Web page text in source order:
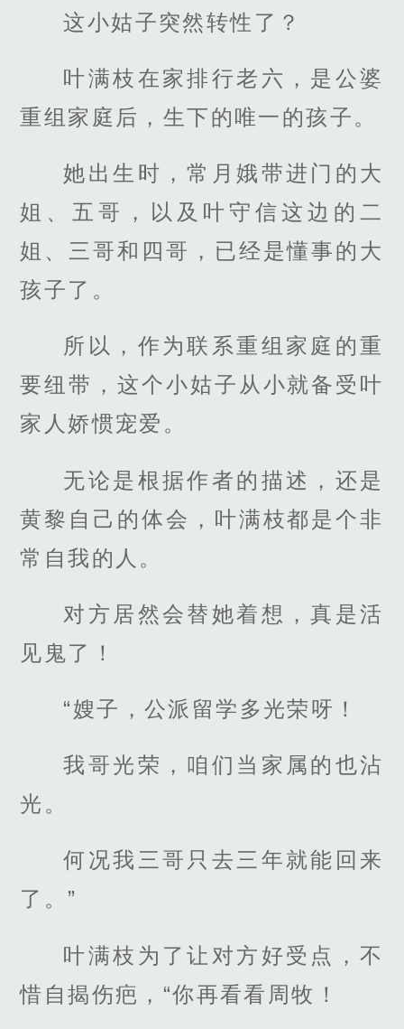
这小姑子突然转性了？
叶满枝在家排行老六，是公婆
重组家庭后，生下的唯一的孩子。
她出生时，常月娥带进门的大
姐、五哥，以及叶守信这边的二
姐、三哥和四哥，已经是懂事的大
孩子了。
所以，作为联系重组家庭的重
要纽带，这个小姑子从小就备受叶
家人娇惯宠爱。
无论是根据作者的描述，还是
黄黎自己的体会，叶满枝都是个非
常自我的人。
对方居然会替她着想，真是活
见鬼了！
“嫂子，公派留学多光荣呀！
我哥光荣，咱们当家属的也沾
光。
何况我三哥只去三年就能回来
了。”
叶满枝为了让对方好受点，不
惜自揭伤疤，“你再看看周牧！